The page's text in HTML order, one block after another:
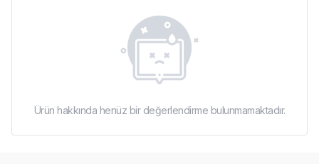
Ürün hakkında henüz bir değerlendirme bulunmamaktadır.